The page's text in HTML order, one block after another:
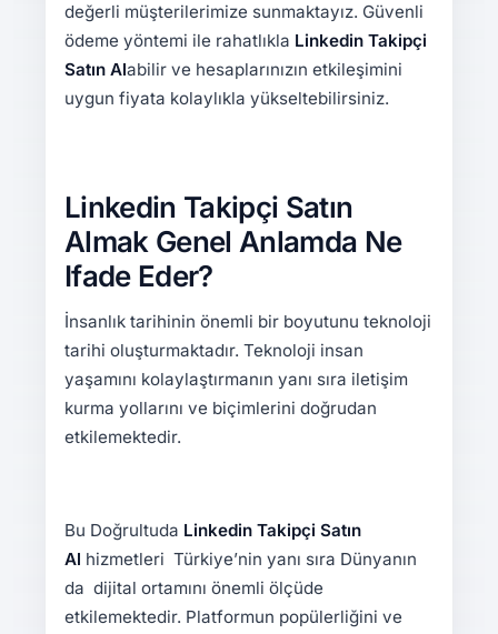
değerli müşterilerimize sunmaktayız. Güvenli
ödeme yöntemi ile rahatlıkla Linkedin Takipçi
Satın Alabilir ve hesaplarınızın etkileşimini
uygun fiyata kolaylıkla yükseltebilirsiniz.
Linkedin Takipçi Satın
Almak Genel Anlamda Ne
Ifade Eder?
İnsanlık tarihinin önemli bir boyutunu teknoloji
tarihi oluşturmaktadır. Teknoloji insan
yaşamını kolaylaştırmanın yanı sıra iletişim
kurma yollarını ve biçimlerini doğrudan
etkilemektedir.
Bu Doğrultuda Linkedin Takipçi Satın
Al hizmetleri Türkiye’nin yanı sıra Dünyanın
da dijital ortamını önemli ölçüde
etkilemektedir. Platformun popülerliğini ve